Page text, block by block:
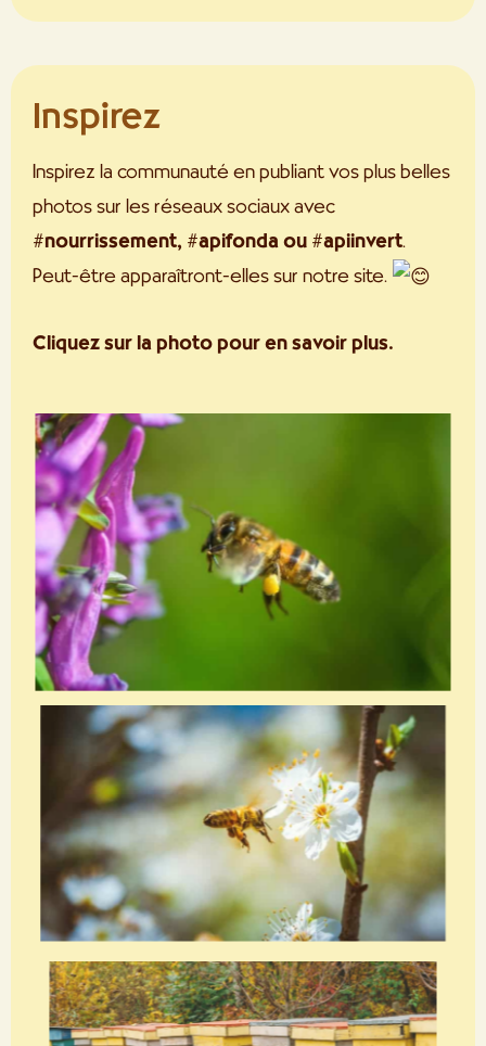
Inspirez
Inspirez la communauté en publiant vos plus belles
photos sur les réseaux sociaux avec
#nourrissement, #apifonda ou #apiinvert.
Peut-être apparaîtront-elles sur notre site.
Cliquez sur la photo pour en savoir plus.